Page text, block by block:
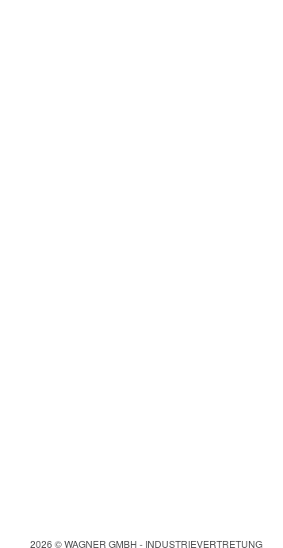
2026 © WAGNER GMBH - INDUSTRIEVERTRETUNG